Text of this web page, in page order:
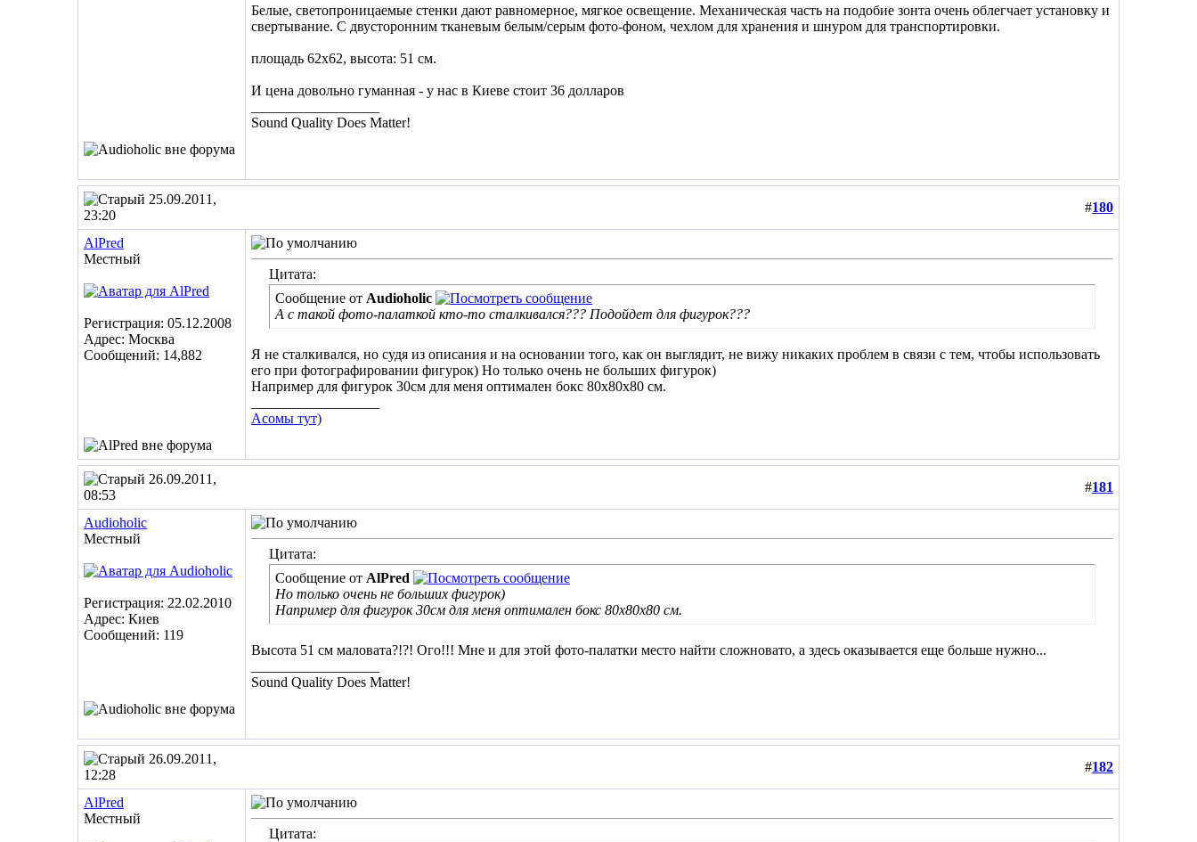
Белые, светопроницаемые стенки дают равномерное, мягкое освещение. Механическая часть на подобие зонта очень облегчает установку и
свертывание. С двусторонним тканевым белым/серым фото-фоном, чехлом для хранения и шнуром для транспортировки.
площадь 62х62, высота: 51 см.
И цена довольно гуманная - у нас в Киеве стоит 36 долларов
Sound Quality Does Matter!
25.09.2011,
23:20
#180
AlPred
Местный
Регистрация: 05.12.2008
Адрес: Москва
Сообщений: 14,882
Цитата:
Сообщение от Audioholic
А с такой фото-палаткой кто-то сталкивался??? Подойдет для фигурок???
Я не сталкивался, но судя из описания и на основании того, как он выглядит, не вижу никаких проблем в связи с тем, чтобы использовать
его при фотографировании фигурок) Но только очень не больших фигурок)
Например для фигурок 30см для меня оптимален бокс 80х80х80 см.
Асомы тут)
26.09.2011,
08:53
#181
Audioholic
Местный
Регистрация: 22.02.2010
Адрес: Киев
Сообщений: 119
Цитата:
Сообщение от AlPred
Но только очень не больших фигурок)
Например для фигурок 30см для меня оптимален бокс 80х80х80 см.
Высота 51 см маловата?!?! Ого!!! Мне и для этой фото-палатки место найти сложновато, а здесь оказывается еще больше нужно...
Sound Quality Does Matter!
26.09.2011,
12:28
#182
AlPred
Местный
Цитата: